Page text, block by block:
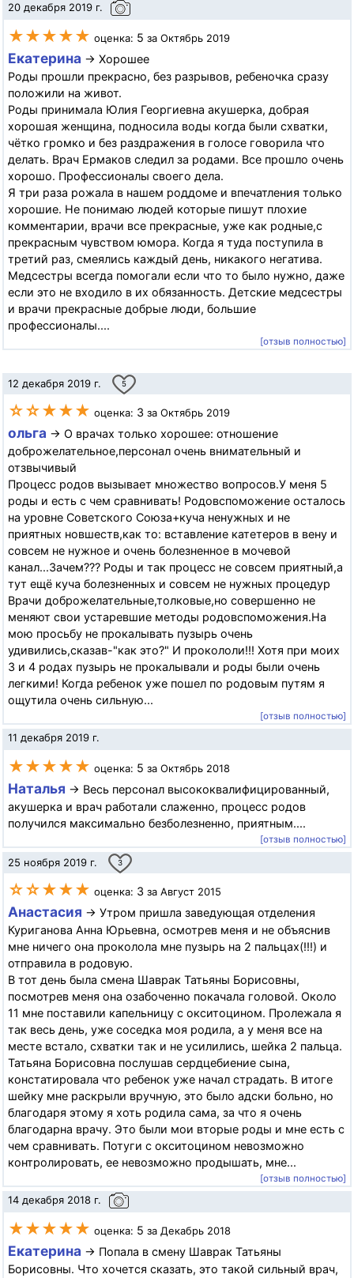
20 декабря 2019 г.
★★★★★ оценка: 5 за Октябрь 2019
Екатерина → Хорошее
Роды прошли прекрасно, без разрывов, ребеночка сразу
положили на живот.
Роды принимала Юлия Георгиевна акушерка, добрая
хорошая женщина, подносила воды когда были схватки,
чётко громко и без раздражения в голосе говорила что
делать. Врач Ермаков следил за родами. Все прошло очень
хорошо. Профессионалы своего дела.
Я три раза рожала в нашем роддоме и впечатления только
хорошие. Не понимаю людей которые пишут плохие
комментарии, врачи все прекрасные, уже как родные,с
прекрасным чувством юмора. Когда я туда поступила в
третий раз, смеялись каждый день, никакого негатива.
Медсестры всегда помогали если что то было нужно, даже
если это не входило в их обязанность. Детские медсестры
и врачи прекрасные добрые люди, большие
профессионалы....
[отзыв полностью]
12 декабря 2019 г. 5
☆☆★★★ оценка: 3 за Октябрь 2019
ольга → О врачах только хорошее: отношение
доброжелательное,персонал очень внимательный и
отзвычивый
Процесс родов вызывает множество вопросов.У меня 5
роды и есть с чем сравнивать! Родовспоможение осталось
на уровне Советского Союза+куча ненужных и не
приятных новшеств,как то: вставление катетеров в вену и
совсем не нужное и очень болезненное в мочевой
канал...Зачем??? Роды и так процесс не совсем приятный,а
тут ещё куча болезненных и совсем не нужных процедур
Врачи доброжелательные,толковые,но совершенно не
меняют свои устаревшие методы родовспоможения.На
мою просьбу не прокалывать пузырь очень
удивились,сказав-"как это?" И прокололи!!! Хотя при моих
3 и 4 родах пузырь не прокалывали и роды были очень
легкими! Когда ребенок уже пошел по родовым путям я
ощутила очень сильную...
[отзыв полностью]
11 декабря 2019 г.
★★★★★ оценка: 5 за Октябрь 2018
Наталья → Весь персонал высококвалифицированный,
акушерка и врач работали слаженно, процесс родов
получился максимально безболезненно, приятным....
[отзыв полностью]
25 ноября 2019 г. 3
☆☆★★★ оценка: 3 за Август 2015
Анастасия → Утром пришла заведующая отделения
Куриганова Анна Юрьевна, осмотрев меня и не объяснив
мне ничего она проколола мне пузырь на 2 пальцах(!!!) и
отправила в родовую.
В тот день была смена Шаврак Татьяны Борисовны,
посмотрев меня она озабоченно покачала головой. Около
11 мне поставили капельницу с окситоцином. Пролежала я
так весь день, уже соседка моя родила, а у меня все на
месте встало, схватки так и не усилились, шейка 2 пальца.
Татьяна Борисовна послушав сердцебиение сына,
констатировала что ребенок уже начал страдать. В итоге
шейку мне раскрыли вручную, это было адски больно, но
благодаря этому я хоть родила сама, за что я очень
благодарна врачу. Это были мои вторые роды и мне есть с
чем сравнивать. Потуги с окситоцином невозможно
контролировать, ее невозможно продышать, мне...
[отзыв полностью]
14 декабря 2018 г.
★★★★★ оценка: 5 за Декабрь 2018
Екатерина → Попала в смену Шаврак Татьяны
Борисовны. Что хочется сказать, это такой сильный врач,